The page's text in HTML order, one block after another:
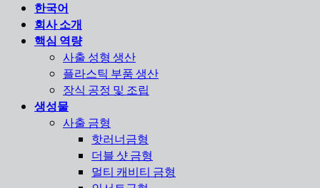
한국어
회사 소개
핵심 역량
사출 성형 생산
플라스틱 부품 생산
장식 공정 및 조립
생성물
사출 금형
핫러너금형
더블 샷 금형
멀티 캐비티 금형